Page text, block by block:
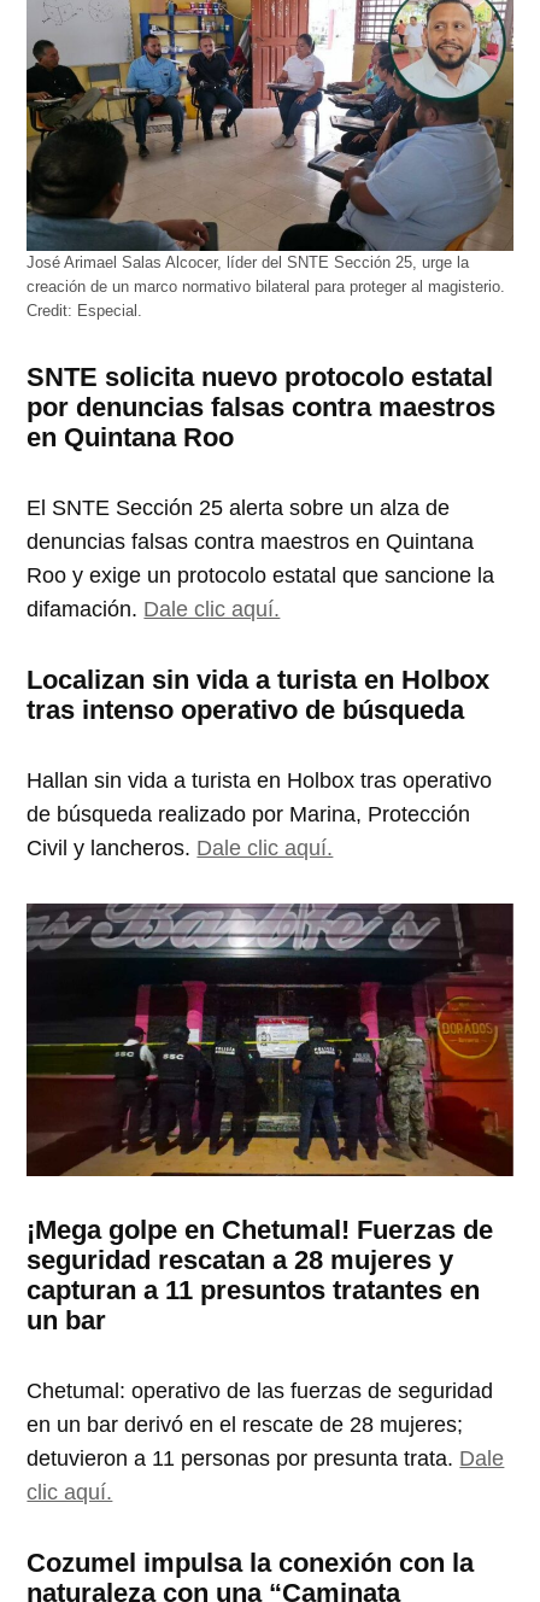
José Arimael Salas Alcocer, líder del SNTE Sección 25, urge la
creación de un marco normativo bilateral para proteger al magisterio.
Credit: Especial.
SNTE solicita nuevo protocolo estatal
por denuncias falsas contra maestros
en Quintana Roo
El SNTE Sección 25 alerta sobre un alza de
denuncias falsas contra maestros en Quintana
Roo y exige un protocolo estatal que sancione la
difamación. Dale clic aquí.
Localizan sin vida a turista en Holbox
tras intenso operativo de búsqueda
Hallan sin vida a turista en Holbox tras operativo
de búsqueda realizado por Marina, Protección
Civil y lancheros. Dale clic aquí.
¡Mega golpe en Chetumal! Fuerzas de
seguridad rescatan a 28 mujeres y
capturan a 11 presuntos tratantes en
un bar
Chetumal: operativo de las fuerzas de seguridad
en un bar derivó en el rescate de 28 mujeres;
detuvieron a 11 personas por presunta trata. Dale
clic aquí.
Cozumel impulsa la conexión con la
naturaleza con una “Caminata